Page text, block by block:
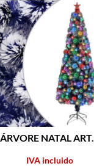
ÁRVORE NATAL ART...
IVA incluido